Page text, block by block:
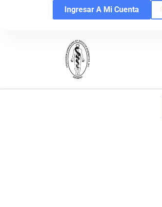
Ingresar A Mi Cuenta